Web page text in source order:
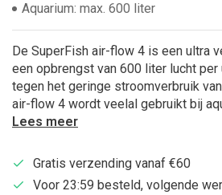
Aquarium: max. 600 liter
De SuperFish air-flow 4 is een ultra
een opbrengst van 600 liter lucht per
tegen het geringe stroomverbruik
air-flow 4 wordt veelal gebruikt bij
Lees meer
Gratis verzending vanaf €60
Voor 23:59 besteld, volgende